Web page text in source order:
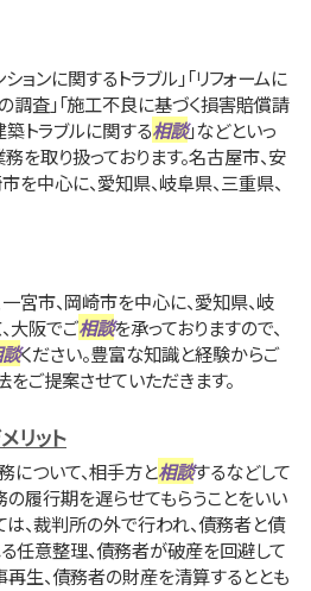
ョンに関するトラブル」「リフォームに
調査」「施工不良に基づく損害賠償請
築トラブルに関する相談」などといっ
を取り扱っております。名古屋市、安
を中心に、愛知県、岐阜県、三重県、
宮市、岡崎市を中心に、愛知県、岐
大阪でご相談を承っておりますので、
ください。豊富な知識と経験からご
ご提案させていただきます。
リット
について、相手方と相談するなどして
の履行期を遅らせてもらうことをいい
は、裁判所の外で行われ、債務者と債
任意整理、債務者が破産を回避して
生、債務者の財産を清算するととも